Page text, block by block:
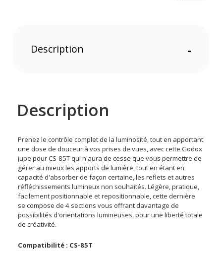
Description -
Description
Prenez le contrôle complet de la luminosité, tout en apportant
une dose de douceur à vos prises de vues, avec cette Godox
jupe pour CS-85T qui n'aura de cesse que vous permettre de
gérer au mieux les apports de lumière, tout en étant en
capacité d'absorber de façon certaine, les reflets et autres
réfléchissements lumineux non souhaités. Légère, pratique,
facilement positionnable et repositionnable, cette dernière
se compose de 4 sections vous offrant davantage de
possibilités d'orientations lumineuses, pour une liberté totale
de créativité.
Compatibilité : CS-85T